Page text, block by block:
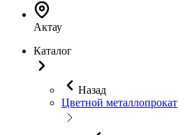
Актау
Каталог
Назад
Цветной металлопрокат